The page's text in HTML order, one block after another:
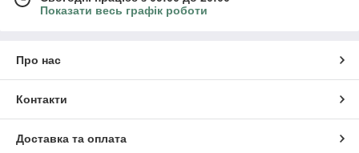
Показати весь графік роботи
Про нас
Контакти
Доставка та оплата